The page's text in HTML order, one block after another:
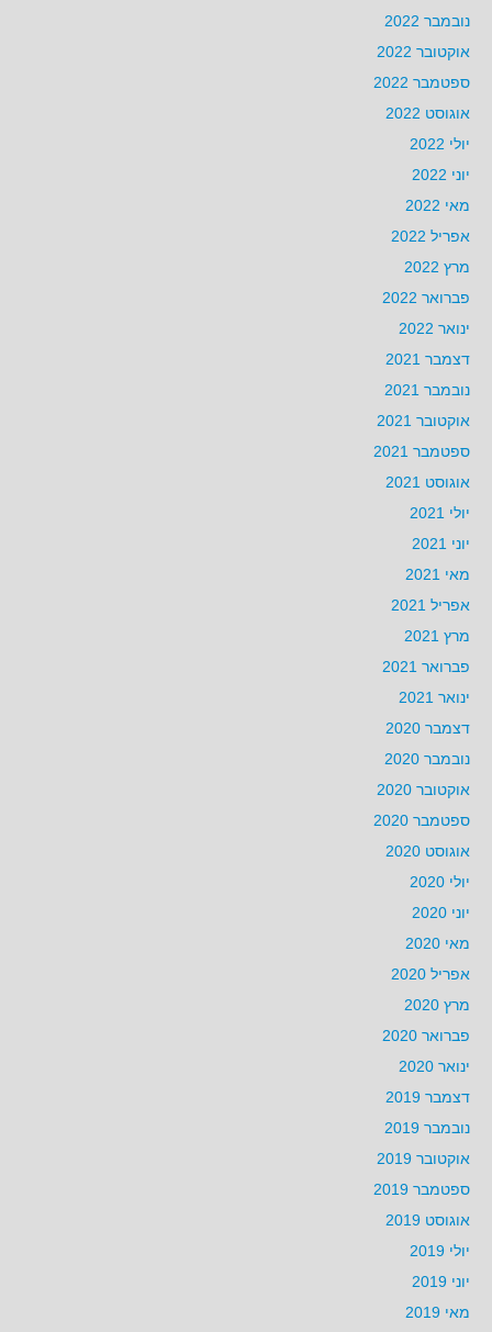
נובמבר 2022
אוקטובר 2022
ספטמבר 2022
אוגוסט 2022
יולי 2022
יוני 2022
מאי 2022
אפריל 2022
מרץ 2022
פברואר 2022
ינואר 2022
דצמבר 2021
נובמבר 2021
אוקטובר 2021
ספטמבר 2021
אוגוסט 2021
יולי 2021
יוני 2021
מאי 2021
אפריל 2021
מרץ 2021
פברואר 2021
ינואר 2021
דצמבר 2020
נובמבר 2020
אוקטובר 2020
ספטמבר 2020
אוגוסט 2020
יולי 2020
יוני 2020
מאי 2020
אפריל 2020
מרץ 2020
פברואר 2020
ינואר 2020
דצמבר 2019
נובמבר 2019
אוקטובר 2019
ספטמבר 2019
אוגוסט 2019
יולי 2019
יוני 2019
מאי 2019